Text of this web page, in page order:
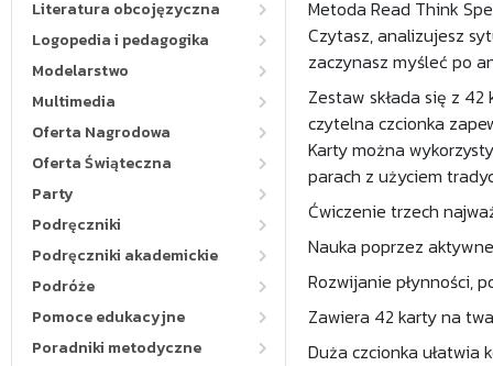
Literatura obcojęzyczna
Logopedia i pedagogika
Modelarstwo
Multimedia
Oferta Nagrodowa
Oferta Świąteczna
Party
Podręczniki
Podręczniki akademickie
Podróże
Pomoce edukacyjne
Poradniki metodyczne
Metoda Read Think
Czytasz, analizujesz
zaczynasz myśleć po
Zestaw składa się z
czytelna czcionka
Karty można
parach z użyciem
Ćwiczenie trzech
Nauka poprzez
Rozwijanie płynności,
Zawiera 42 karty na
Duża czcionka ułatwia